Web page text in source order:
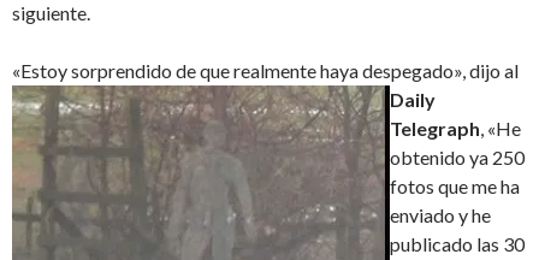
siguiente.
«Estoy sorprendido de que realmente haya despegado», dijo al
Daily
Telegraph, «He
obtenido ya 250
fotos que me ha
enviado y he
publicado las 30